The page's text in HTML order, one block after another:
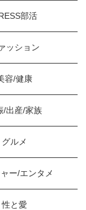
部活
ッション
容/健康
/出産/家族
グルメ
ー/エンタメ
性と愛